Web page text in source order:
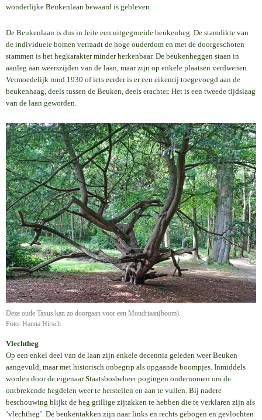
wonderlijke Beukenlaan bewaard is gebleven.
De Beukenlaan is dus in feite een uitgegroeide beukenheg. De stamdikte van
de individuele bomen verraadt de hoge ouderdom en met de doorgeschoten
stammen is het hegkarakter minder herkenbaar. De beukenheggen staan in
aanleg aan weerszijden van de laan, maar zijn op enkele plaatsen verdwenen.
Vermoedelijk rond 1930 of iets eerder is er een eikenrij toegevoegd aan de
beukenhaag, deels tussen de Beuken, deels erachter. Het is een tweede tijdslaag
van de laan geworden.
Deze oude Taxus kan zo doorgaan voor een Mondriaan(boom).
Foto: Hanna Hirsch
Vlechtheg
Op een enkel deel van de laan zijn enkele decennia geleden weer Beuken
aangevuld, maar met historisch onbegrip als opgaande boompjes. Inmiddels
worden door de eigenaar Staatsbosbeheer pogingen ondernomen om de
ontbrekende hegdelen weer te herstellen en aan te vullen. Bij nadere
beschouwing blijkt de heg grillige zijtakken te hebben die te verklaren zijn als
‘vlechtheg’. De beukentakken zijn naar links en rechts gebogen en gevlochten